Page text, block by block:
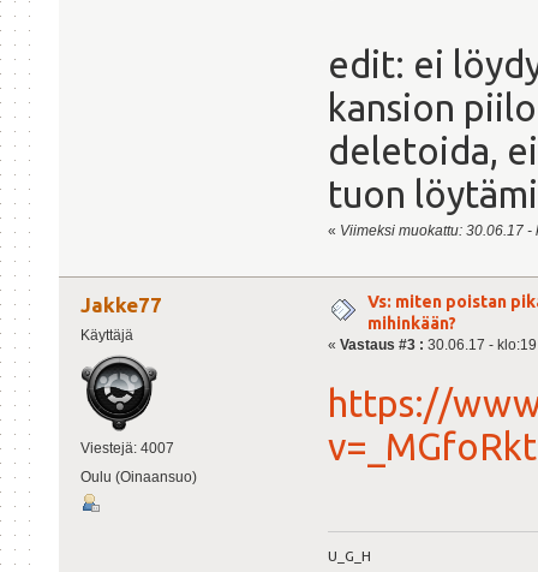
edit: ei
kansion
deletoida,
tuon
« Viimeksi muokattu: 30.06.17
Jakke77
Käyttäjä
Viestejä: 4007
Oulu (Oinaansuo)
Vs: miten poistan
mihinkään?
« Vastaus #3 : 30.06.17 -
https://
U_G_H